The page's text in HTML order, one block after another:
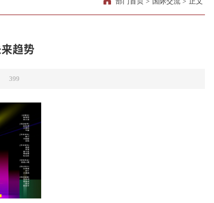
趋势
399